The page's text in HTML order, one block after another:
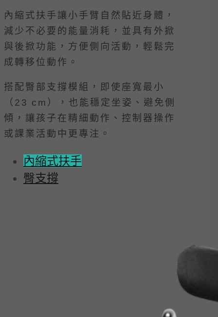
內縮式扶手讓小手臂自然貼近身體，
減少不必要的能量消耗，並具有外掀
與後掀功能，方便側向活動，輕鬆完
成轉移位動作。
搭配臀部支撐模組，即使座寬最小
（23 cm），也能穩定坐姿、避免側
傾，讓孩子在精細動作、控制器操作
或課業活動中更專注。
內縮式扶手
臀支撐